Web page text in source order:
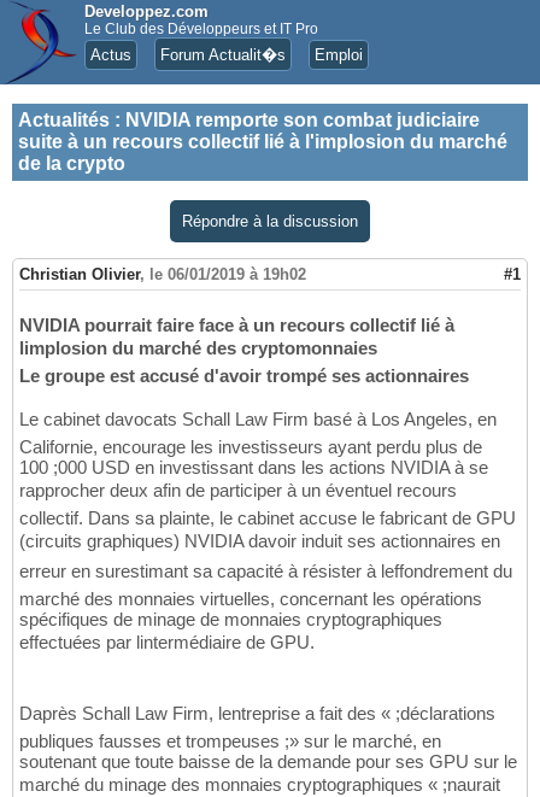
Developpez.com
Le Club des Développeurs et IT Pro
Actus Forum Actualit�s Emploi
Actualités : NVIDIA remporte son combat judiciaire
suite à un recours collectif lié à l'implosion du marché
de la crypto
Répondre à la discussion
Christian Olivier, le 06/01/2019 à 19h02 #1
NVIDIA pourrait faire face à un recours collectif lié à
limplosion du marché des cryptomonnaies
Le groupe est accusé d'avoir trompé ses actionnaires
Le cabinet davocats Schall Law Firm basé à Los Angeles, en
Californie, encourage les investisseurs ayant perdu plus de
100 ;000 USD en investissant dans les actions NVIDIA à se
rapprocher deux afin de participer à un éventuel recours
collectif. Dans sa plainte, le cabinet accuse le fabricant de GPU
(circuits graphiques) NVIDIA davoir induit ses actionnaires en
erreur en surestimant sa capacité à résister à leffondrement du
marché des monnaies virtuelles, concernant les opérations
spécifiques de minage de monnaies cryptographiques
effectuées par lintermédiaire de GPU.
Daprès Schall Law Firm, lentreprise a fait des « ;déclarations
publiques fausses et trompeuses ;» sur le marché, en
soutenant que toute baisse de la demande pour ses GPU sur le
marché du minage des monnaies cryptographiques « ;naurait